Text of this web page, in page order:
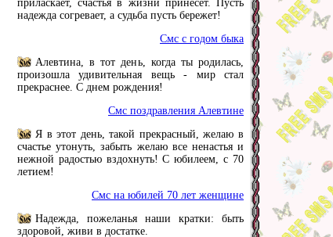
приласкает, счастья в жизни принесет. Пусть
надежда согревает, а судьба пусть бережет!
Смс с годом быка
Алевтина, в тот день, когда ты родилась,
произошла удивительная вещь - мир стал
прекраснее. С днем рождения!
Смс поздравления Алевтине
Я в этот день, такой прекрасный, желаю в
счастье утонуть, забыть желаю все ненастья и
нежной радостью вздохнуть! С юбилеем, с 70
летием!
Смс на юбилей 70 лет женщине
Надежда, пожеланья наши кратки: быть
здоровой, живи в достатке.